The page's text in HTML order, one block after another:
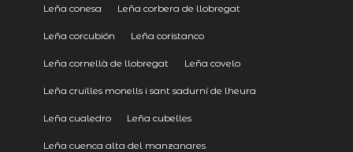
Leña conesa Leña corbera de llobregat
Leña corcubión Leña coristanco
Leña cornellà de llobregat Leña covelo
Leña cruïlles monells i sant sadurní de lheura
Leña cualedro Leña cubelles
Leña cuenca alta del manzanares